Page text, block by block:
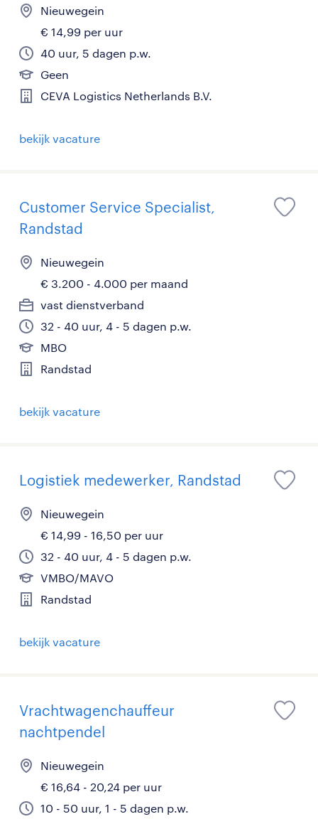
Nieuwegein
€ 14,99 per uur
40 uur, 5 dagen p.w.
Geen
CEVA Logistics Netherlands B.V.
bekijk vacature
Customer Service Specialist,
Randstad
Nieuwegein
€ 3.200 - 4.000 per maand
vast dienstverband
32 - 40 uur, 4 - 5 dagen p.w.
MBO
Randstad
bekijk vacature
Logistiek medewerker, Randstad
Nieuwegein
€ 14,99 - 16,50 per uur
32 - 40 uur, 4 - 5 dagen p.w.
VMBO/MAVO
Randstad
bekijk vacature
Vrachtwagenchauffeur
nachtpendel
Nieuwegein
€ 16,64 - 20,24 per uur
10 - 50 uur, 1 - 5 dagen p.w.